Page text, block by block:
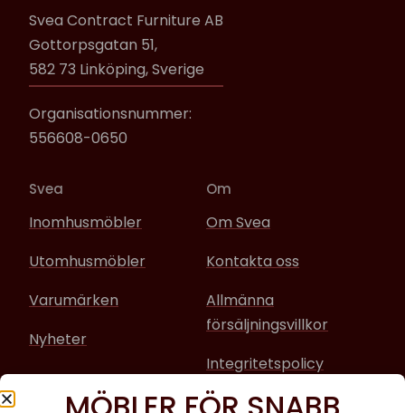
Svea Contract Furniture AB
Gottorpsgatan 51,
582 73 Linköping, Sverige
Organisationsnummer:
556608-0650
Svea
Inomhusmöbler
Utomhusmöbler
Varumärken
Nyheter
Om
Om Svea
Kontakta oss
Allmänna
försäljningsvillkor
Integritetspolicy